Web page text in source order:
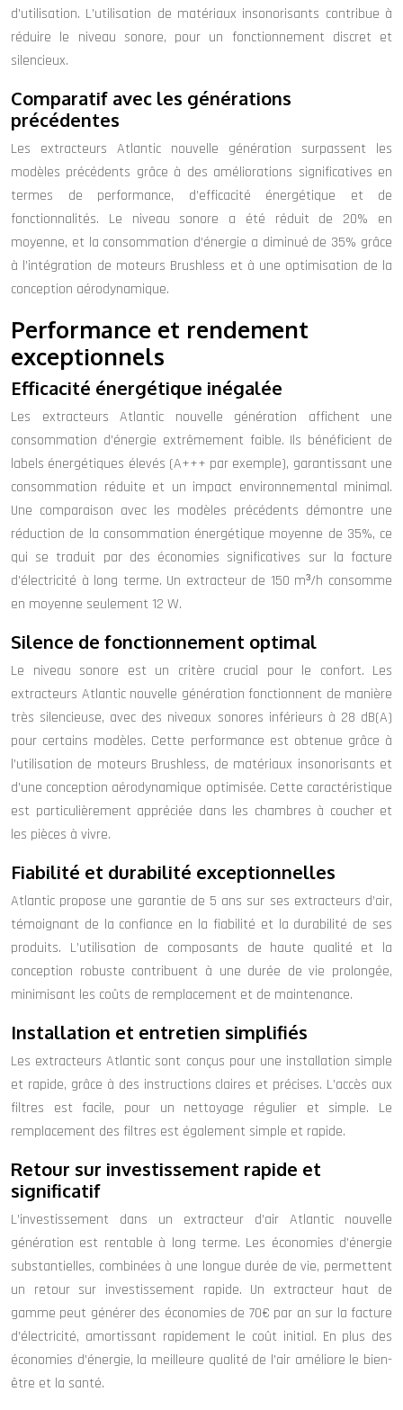
d’utilisation. L’utilisation de matériaux insonorisants contribue à
réduire le niveau sonore, pour un fonctionnement discret et
silencieux.
Comparatif avec les générations
précédentes
Les extracteurs Atlantic nouvelle génération surpassent les
modèles précédents grâce à des améliorations significatives en
termes de performance, d’efficacité énergétique et de
fonctionnalités. Le niveau sonore a été réduit de 20% en
moyenne, et la consommation d’énergie a diminué de 35% grâce
à l’intégration de moteurs Brushless et à une optimisation de la
conception aérodynamique.
Performance et rendement
exceptionnels
Efficacité énergétique inégalée
Les extracteurs Atlantic nouvelle génération affichent une
consommation d’énergie extrêmement faible. Ils bénéficient de
labels énergétiques élevés (A+++ par exemple), garantissant une
consommation réduite et un impact environnemental minimal.
Une comparaison avec les modèles précédents démontre une
réduction de la consommation énergétique moyenne de 35%, ce
qui se traduit par des économies significatives sur la facture
d’électricité à long terme. Un extracteur de 150 m³/h consomme
en moyenne seulement 12 W.
Silence de fonctionnement optimal
Le niveau sonore est un critère crucial pour le confort. Les
extracteurs Atlantic nouvelle génération fonctionnent de manière
très silencieuse, avec des niveaux sonores inférieurs à 28 dB(A)
pour certains modèles. Cette performance est obtenue grâce à
l’utilisation de moteurs Brushless, de matériaux insonorisants et
d’une conception aérodynamique optimisée. Cette caractéristique
est particulièrement appréciée dans les chambres à coucher et
les pièces à vivre.
Fiabilité et durabilité exceptionnelles
Atlantic propose une garantie de 5 ans sur ses extracteurs d’air,
témoignant de la confiance en la fiabilité et la durabilité de ses
produits. L’utilisation de composants de haute qualité et la
conception robuste contribuent à une durée de vie prolongée,
minimisant les coûts de remplacement et de maintenance.
Installation et entretien simplifiés
Les extracteurs Atlantic sont conçus pour une installation simple
et rapide, grâce à des instructions claires et précises. L’accès aux
filtres est facile, pour un nettoyage régulier et simple. Le
remplacement des filtres est également simple et rapide.
Retour sur investissement rapide et
significatif
L’investissement dans un extracteur d’air Atlantic nouvelle
génération est rentable à long terme. Les économies d’énergie
substantielles, combinées à une longue durée de vie, permettent
un retour sur investissement rapide. Un extracteur haut de
gamme peut générer des économies de 70€ par an sur la facture
d’électricité, amortissant rapidement le coût initial. En plus des
économies d’énergie, la meilleure qualité de l’air améliore le bien-
être et la santé.